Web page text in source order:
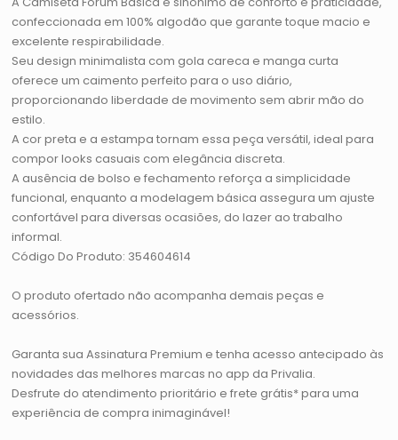
confeccionada em 100% algodão que garante toque macio e
excelente respirabilidade.
Seu design minimalista com gola careca e manga curta
oferece um caimento perfeito para o uso diário,
proporcionando liberdade de movimento sem abrir mão do
estilo.
A cor preta e a estampa tornam essa peça versátil, ideal para
compor looks casuais com elegância discreta.
A ausência de bolso e fechamento reforça a simplicidade
funcional, enquanto a modelagem básica assegura um ajuste
confortável para diversas ocasiões, do lazer ao trabalho
informal.
Código Do Produto: 354604614
O produto ofertado não acompanha demais peças e
acessórios.
Garanta sua Assinatura Premium e tenha acesso antecipado às
novidades das melhores marcas no app da Privalia.
Desfrute do atendimento prioritário e frete grátis* para uma
experiência de compra inimaginável!